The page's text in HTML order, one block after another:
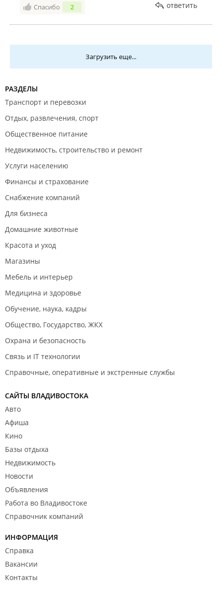
Спасибо 2 ответить
Загрузить еще...
РАЗДЕЛЫ
Транспорт и перевозки
Отдых, развлечения, спорт
Общественное питание
Недвижимость, строительство и ремонт
Услуги населению
Финансы и страхование
Снабжение компаний
Для бизнеса
Домашние животные
Красота и уход
Магазины
Мебель и интерьер
Медицина и здоровье
Обучение, наука, кадры
Общество, Государство, ЖКХ
Охрана и безопасность
Связь и IT технологии
Справочные, оперативные и экстренные службы
САЙТЫ ВЛАДИВОСТОКА
Авто
Афиша
Кино
Базы отдыха
Недвижимость
Новости
Объявления
Работа во Владивостоке
Справочник компаний
ИНФОРМАЦИЯ
Справка
Вакансии
Контакты